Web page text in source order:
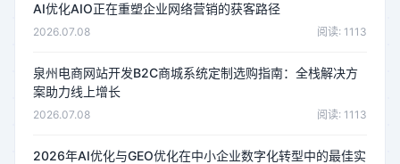
AI优化AIO正在重塑企业网络营销的获客路径
2026.07.08 阅读: 1113
泉州电商网站开发B2C商城系统定制选购指南：全栈解决方
案助力线上增长
2026.07.08 阅读: 1113
2026年AI优化与GEO优化在中小企业数字化转型中的最佳实